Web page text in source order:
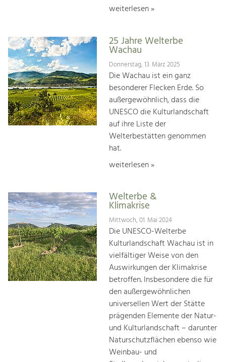
weiterlesen »
25 Jahre Welterbe
Wachau
Donnerstag, 13. März 2025
Die Wachau ist ein ganz
besonderer Flecken Erde. So
außergewöhnlich, dass die
UNESCO die Kulturlandschaft
auf ihre Liste der
Welterbestätten genommen
hat.
weiterlesen »
Welterbe &
Klimakrise
Mittwoch, 01. Mai 2024
Die UNESCO-Welterbe
Kulturlandschaft Wachau ist in
vielfältiger Weise von den
Auswirkungen der Klimakrise
betroffen. Insbesondere die für
den außergewöhnlichen
universellen Wert der Stätte
prägenden Elemente der Natur-
und Kulturlandschaft – darunter
Naturschutzflächen ebenso wie
Weinbau- und